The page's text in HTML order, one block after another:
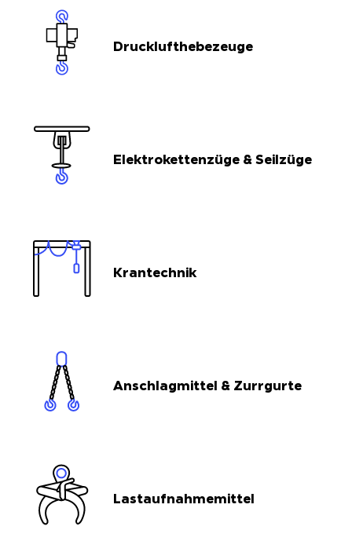
Drucklufthebezeuge
Elektrokettenzüge & Seilzüge
Krantechnik
Anschlagmittel & Zurrgurte
Lastaufnahmemittel